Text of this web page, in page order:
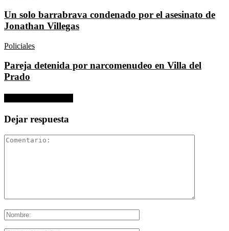
Un solo barrabrava condenado por el asesinato de
Jonathan Villegas
Policiales
Pareja detenida por narcomenudeo en Villa del
Prado
Dejar respuesta